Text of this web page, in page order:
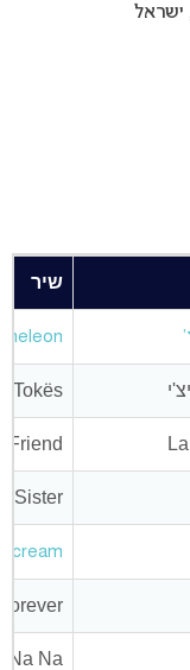
ישראל
שיר
Tokës
Friend
Sister
Scream
Na Na